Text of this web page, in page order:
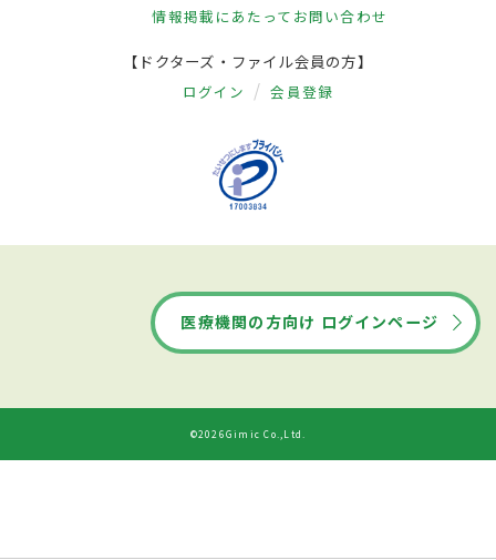
情報掲載にあたって お問い合わせ
【ドクターズ・ファイル会員の方】
ログイン 会員登録
医療機関の方向け ログインページ
©2026Gimic Co.,Ltd.